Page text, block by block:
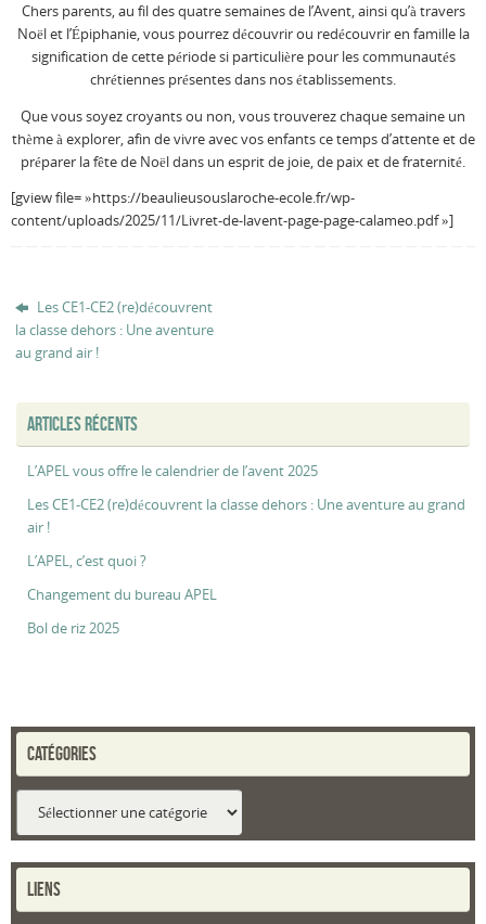
Chers parents, au fil des quatre semaines de l’Avent, ainsi qu’à travers
Noël et l’Épiphanie, vous pourrez découvrir ou redécouvrir en famille la
signification de cette période si particulière pour les communautés
chrétiennes présentes dans nos établissements.
Que vous soyez croyants ou non, vous trouverez chaque semaine un
thème à explorer, afin de vivre avec vos enfants ce temps d’attente et de
préparer la fête de Noël dans un esprit de joie, de paix et de fraternité.
[gview file= »https://beaulieusouslaroche-ecole.fr/wp-
content/uploads/2025/11/Livret-de-lavent-page-page-calameo.pdf »]
Les CE1-CE2 (re)découvrent
la classe dehors : Une aventure
au grand air !
ARTICLES RÉCENTS
L’APEL vous offre le calendrier de l’avent 2025
Les CE1-CE2 (re)découvrent la classe dehors : Une aventure au grand
air !
L’APEL, c’est quoi ?
Changement du bureau APEL
Bol de riz 2025
CATÉGORIES
LIENS